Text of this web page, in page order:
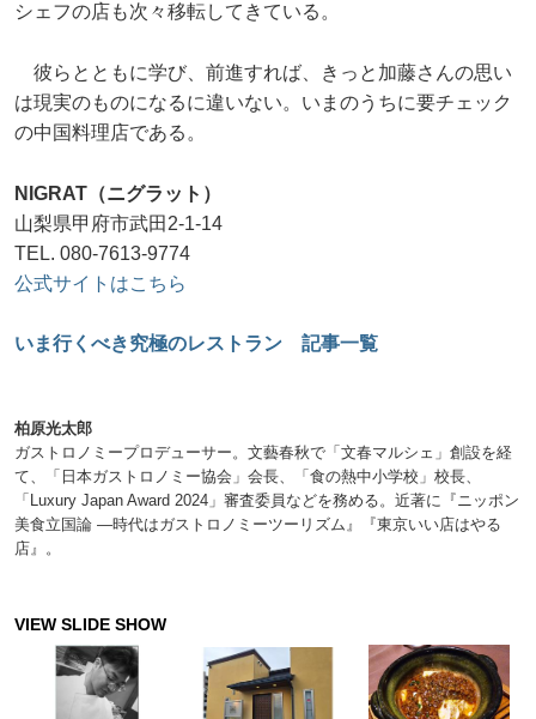
シェフの店も次々移転してきている。
彼らとともに学び、前進すれば、きっと加藤さんの思い
は現実のものになるに違いない。いまのうちに要チェック
の中国料理店である。
NIGRAT（ニグラット）
山梨県甲府市武田2-1-14
TEL. 080-7613-9774
公式サイトはこちら
いま行くべき究極のレストラン 記事一覧
柏原光太郎
ガストロノミープロデューサー。文藝春秋で「文春マルシェ」創設を経
て、「日本ガストロノミー協会」会長、「食の熱中小学校」校長、
「Luxury Japan Award 2024」審査委員などを務める。近著に『ニッポン
美食立国論 ―時代はガストロノミーツーリズム』『東京いい店はやる
店』。